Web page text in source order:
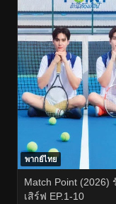
พากย์ไทย
Match Point (2026)
เสิร์ฟ EP.1-10